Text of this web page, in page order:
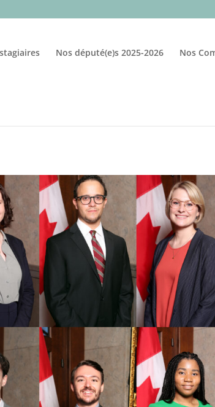
Nos député(e)s 2025-2026 Nos